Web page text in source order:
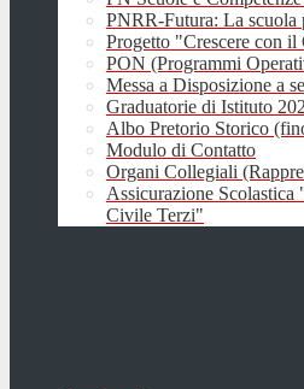
PNRR-Futura: La
Progetto "Crescere con il
PON (Programmi
Messa a Disposizione a
Graduatorie di Istituto
Albo Pretorio Storico
Modulo di Contatto
Organi Collegiali
Assicurazione
Civile Terzi"